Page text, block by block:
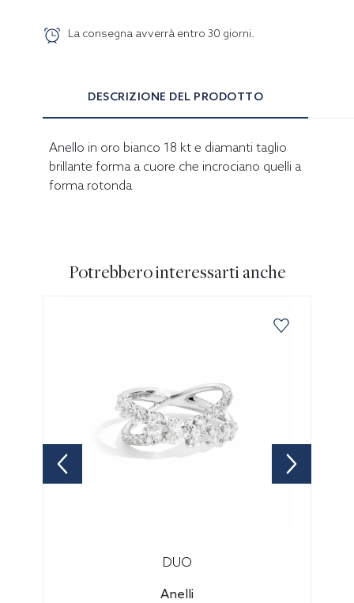
La consegna avverrà entro 30 giorni.
DESCRIZIONE DEL PRODOTTO
Anello in oro bianco 18 kt e diamanti taglio
brillante forma a cuore che incrociano quelli a
forma rotonda
Potrebbero interessarti anche
DUO
Anelli